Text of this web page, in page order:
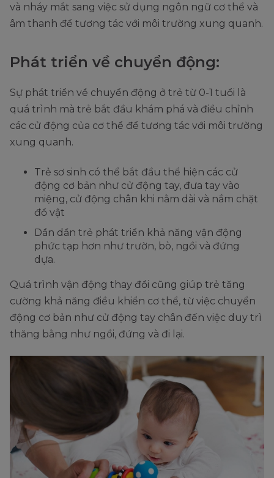
và nháy mắt sang việc sử dụng ngôn ngữ cơ thể và
âm thanh để tương tác với môi trường xung quanh.
Phát triển về chuyển động:
Sự phát triển về chuyển động ở trẻ từ 0-1 tuổi là
quá trình mà trẻ bắt đầu khám phá và điều chỉnh
các cử động của cơ thể để tương tác với môi trường
xung quanh.
Trẻ sơ sinh có thể bắt đầu thể hiện các cử
động cơ bản như cử động tay, đưa tay vào
miệng, cử động chân khi nằm dài và nắm chặt
đồ vật
Dần dần trẻ phát triển khả năng vận động
phức tạp hơn như trườn, bò, ngồi và đứng
dựa.
Quá trình vận động thay đổi cũng giúp trẻ tăng
cường khả năng điều khiển cơ thể, từ việc chuyển
động cơ bản như cử động tay chân đến việc duy trì
thăng bằng như ngồi, đứng và đi lại.